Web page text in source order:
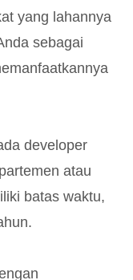
yang lahannya
sebagai
developer
atau
batas waktu,